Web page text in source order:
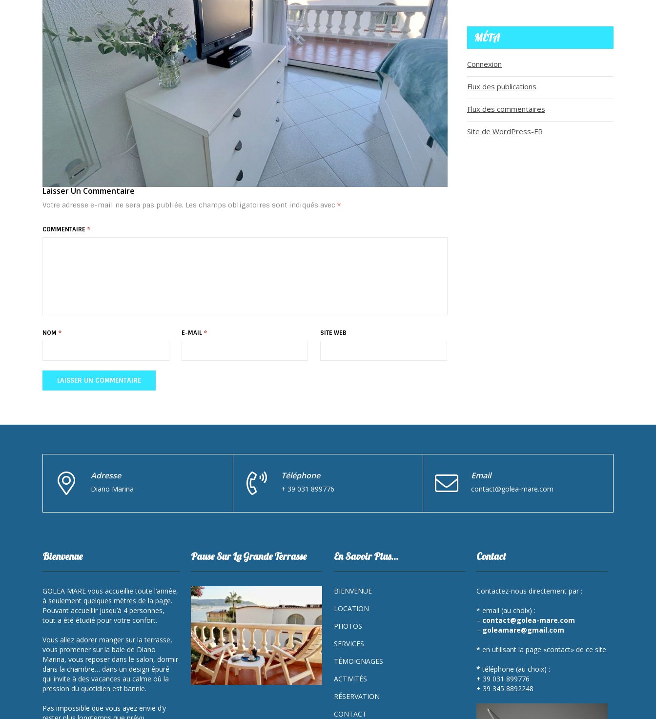
Laisser Un Commentaire
Votre adresse e-mail ne sera pas publiée. Les champs obligatoires sont indiqués avec *
COMMENTAIRE *
NOM * E-MAIL * SITE WEB
MÉTA
Connexion
Flux des publications
Flux des commentaires
Site de WordPress-FR
Adresse
Diano Marina
Téléphone
+ 39 031 899776
Email
contact@golea-mare.com
Bienvenue
GOLEA MARE vous accueillie toute l’année,
à seulement quelques mètres de la page.
Pouvant accueillir jusqu’à 4 personnes,
tout a été étudié pour votre confort.
Vous allez adorer manger sur la terrasse,
vous promener sur la baie de Diano
Marina, vous reposer dans le salon, dormir
dans la chambre… dans un design épuré
qui invite à des vacances au calme où la
pression du quotidien est bannie.
Pas impossible que vous ayez envie d’y
Pause Sur La Grande Terrasse En Savoir Plus…
BIENVENUE
LOCATION
PHOTOS
SERVICES
TÉMOIGNAGES
ACTIVITÉS
RÉSERVATION
CONTACT
Contact
Contactez-nous directement par :
* email (au choix) :
– contact@golea-mare.com
– goleamare@gmail.com
* en utilisant la page «contact» de ce site
* téléphone (au choix) :
+ 39 031 899776
+ 39 345 8892248